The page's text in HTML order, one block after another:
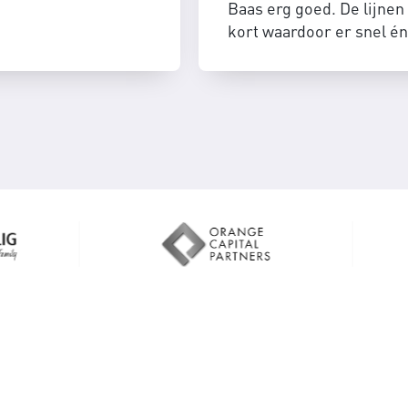
Baas erg goed. De
kort waardoor er snel én
worden.